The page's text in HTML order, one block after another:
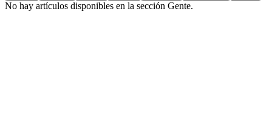
No hay artículos disponibles en la sección Gente.